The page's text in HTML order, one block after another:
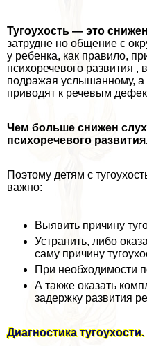
Тугоухость — это
затрудне но общение с
у ребенка, как правило,
психоречевого развития ,
подражая услышанному,
приводят к речевым
Чем больше снижен
психоречевого
Поэтому детям с
важно:
Выявить причину
Устранить, либо
саму причину
При необходимости
А также оказать
задержку развития
Диагностика тугоухости.